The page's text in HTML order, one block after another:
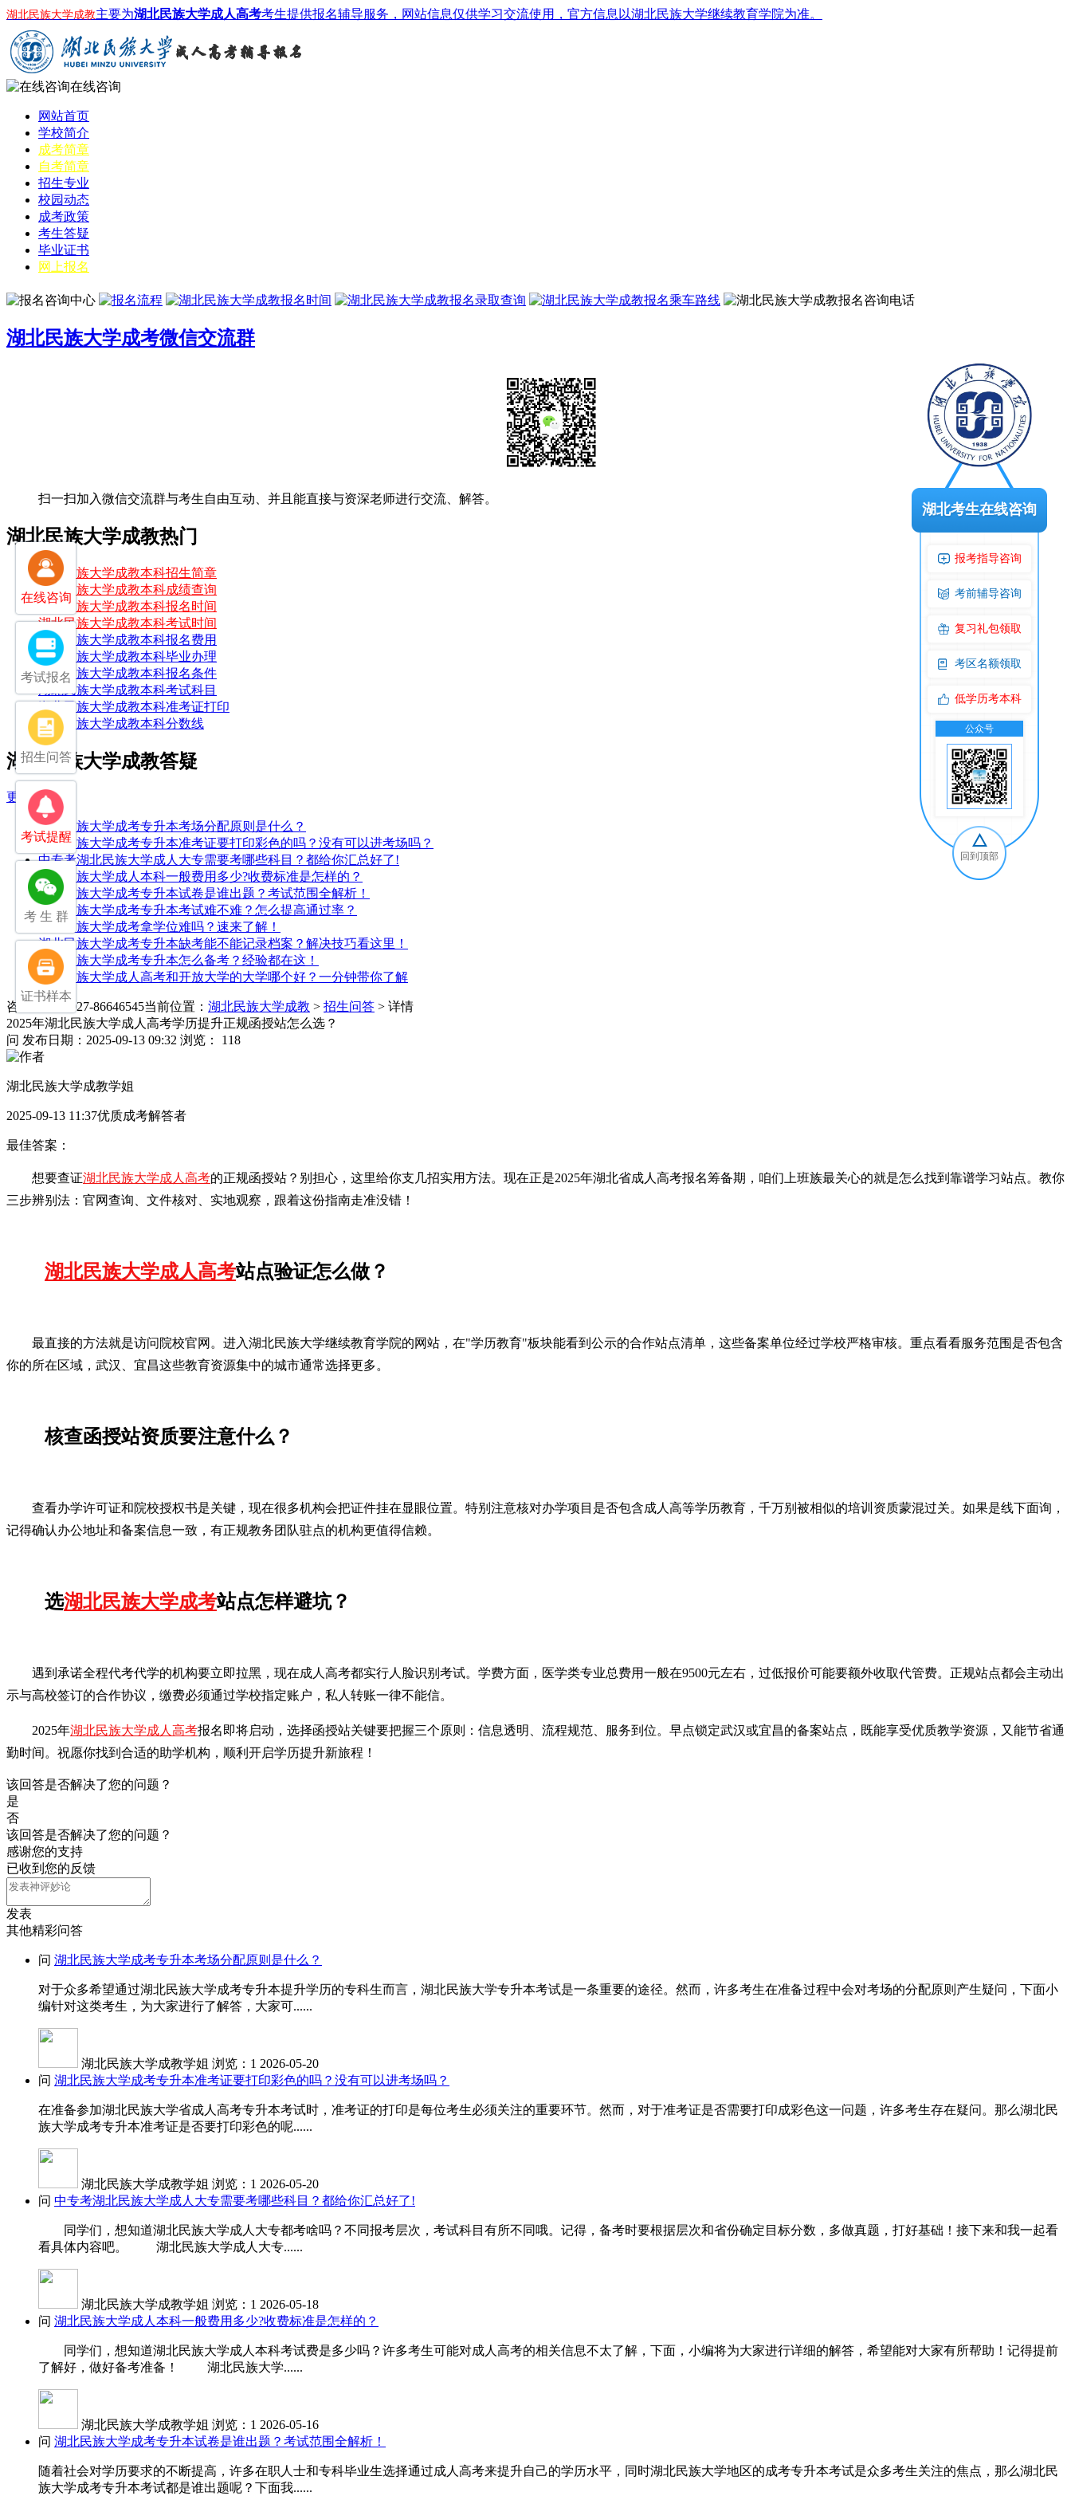
湖北民族大学成教主要为湖北民族大学成人高考考生提供报名辅导服务，网站信息仅供学习交流使用，官方信息以湖北民族大学继续教育学院为准。
在线咨询
网站首页
学校简介
成考简章
自考简章
招生专业
校园动态
成考政策
考生答疑
毕业证书
网上报名
湖北民族大学成考微信交流群
扫一扫加入微信交流群与考生自由互动、并且能直接与资深老师进行交流、解答。
湖北民族大学成教热门
湖北民族大学成教本科招生简章
湖北民族大学成教本科成绩查询
湖北民族大学成教本科报名时间
湖北民族大学成教本科考试时间
湖北民族大学成教本科报名费用
湖北民族大学成教本科毕业办理
湖北民族大学成教本科报名条件
湖北民族大学成教本科考试科目
湖北民族大学成教本科准考证打印
湖北民族大学成教本科分数线
湖北民族大学成教答疑
更多>>
湖北民族大学成考专升本考场分配原则是什么？
湖北民族大学成考专升本准考证要打印彩色的吗？没有可以进考场吗？
中专考湖北民族大学成人大专需要考哪些科目？都给你汇总好了!
湖北民族大学成人本科一般费用多少?收费标准是怎样的？
湖北民族大学成考专升本试卷是谁出题？考试范围全解析！
湖北民族大学成考专升本考试难不难？怎么提高通过率？
湖北民族大学成考拿学位难吗？速来了解！
湖北民族大学成考专升本缺考能不能记录档案？解决技巧看这里！
湖北民族大学成考专升本怎么备考？经验都在这！
湖北民族大学成人高考和开放大学的大学哪个好？一分钟带你了解
咨询电话：027-86646545当前位置： 湖北民族大学成教 > 招生问答 > 详情
2025年湖北民族大学成人高考学历提升正规函授站怎么选？
问 发布日期：2025-09-13 09:32 浏览： 118
湖北民族大学成教学姐
2025-09-13 11:37优质成考解答者
最佳答案：
想要查证湖北民族大学成人高考的正规函授站？别担心，这里给你支几招实用方法。现在正是2025年湖北省成人高考报名筹备期，咱们上班族最关心的就是怎么找到靠谱学习站点。教你
三步辨别法：官网查询、文件核对、实地观察，跟着这份指南走准没错！
湖北民族大学成人高考站点验证怎么做？
最直接的方法就是访问院校官网。进入湖北民族大学继续教育学院的网站，在"学历教育"板块能看到公示的合作站点清单，这些备案单位经过学校严格审核。重点看看服务范围是否包含
你的所在区域，武汉、宜昌这些教育资源集中的城市通常选择更多。
核查函授站资质要注意什么？
查看办学许可证和院校授权书是关键，现在很多机构会把证件挂在显眼位置。特别注意核对办学项目是否包含成人高等学历教育，千万别被相似的培训资质蒙混过关。如果是线下面询，
记得确认办公地址和备案信息一致，有正规教务团队驻点的机构更值得信赖。
选湖北民族大学成考站点怎样避坑？
遇到承诺全程代考代学的机构要立即拉黑，现在成人高考都实行人脸识别考试。学费方面，医学类专业总费用一般在9500元左右，过低报价可能要额外收取代管费。正规站点都会主动出
示与高校签订的合作协议，缴费必须通过学校指定账户，私人转账一律不能信。
2025年湖北民族大学成人高考报名即将启动，选择函授站关键要把握三个原则：信息透明、流程规范、服务到位。早点锁定武汉或宜昌的备案站点，既能享受优质教学资源，又能节省通
勤时间。祝愿你找到合适的助学机构，顺利开启学历提升新旅程！
该回答是否解决了您的问题？
是
否
该回答是否解决了您的问题？
感谢您的支持
已收到您的反馈
发表
其他精彩问答
问 湖北民族大学成考专升本考场分配原则是什么？
对于众多希望通过湖北民族大学成考专升本提升学历的专科生而言，湖北民族大学专升本考试是一条重要的途径。然而，许多考生在准备过程中会对考场的分配原则产生疑问，下面小
编针对这类考生，为大家进行了解答，大家可......
湖北民族大学成教学姐 浏览：1 2026-05-20
问 湖北民族大学成考专升本准考证要打印彩色的吗？没有可以进考场吗？
在准备参加湖北民族大学省成人高考专升本考试时，准考证的打印是每位考生必须关注的重要环节。然而，对于准考证是否需要打印成彩色这一问题，许多考生存在疑问。那么湖北民
族大学成考专升本准考证是否要打印彩色的呢......
湖北民族大学成教学姐 浏览：1 2026-05-20
问 中专考湖北民族大学成人大专需要考哪些科目？都给你汇总好了!
同学们，想知道湖北民族大学成人大专都考啥吗？不同报考层次，考试科目有所不同哦。记得，备考时要根据层次和省份确定目标分数，多做真题，打好基础！接下来和我一起看
看具体内容吧。 湖北民族大学成人大专......
湖北民族大学成教学姐 浏览：1 2026-05-18
问 湖北民族大学成人本科一般费用多少?收费标准是怎样的？
同学们，想知道湖北民族大学成人本科考试费是多少吗？许多考生可能对成人高考的相关信息不太了解，下面，小编将为大家进行详细的解答，希望能对大家有所帮助！记得提前
了解好，做好备考准备！ 湖北民族大学......
湖北民族大学成教学姐 浏览：1 2026-05-16
问 湖北民族大学成考专升本试卷是谁出题？考试范围全解析！
随着社会对学历要求的不断提高，许多在职人士和专科毕业生选择通过成人高考来提升自己的学历水平，同时湖北民族大学地区的成考专升本考试是众多考生关注的焦点，那么湖北民
族大学成考专升本考试都是谁出题呢？下面我......
在线咨询
考试报名
招生问答
考试提醒
考 生 群
证书样本
湖北考生在线咨询
报考指导咨询
考前辅导咨询
复习礼包领取
考区名额领取
低学历考本科
公众号
回到顶部